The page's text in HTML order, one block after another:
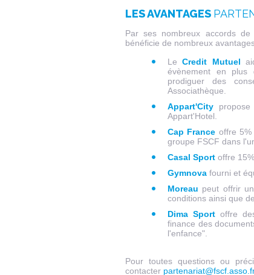
LES AVANTAGES
Par ses nombreux accords
bénéficie de nombreux
LeCredit Mutuel
évènement en plus
prodiguer des
Associathèque.
Appart'City
Appart'Hotel.
Cap France offre
groupe FSCF dans
Casal Sport offre
Gymnova fourni et
Moreau peut offrir
conditions ainsi que
Dima Sportoffre des
finance des
l'enfance".
Pour toutes questions ou
contacter